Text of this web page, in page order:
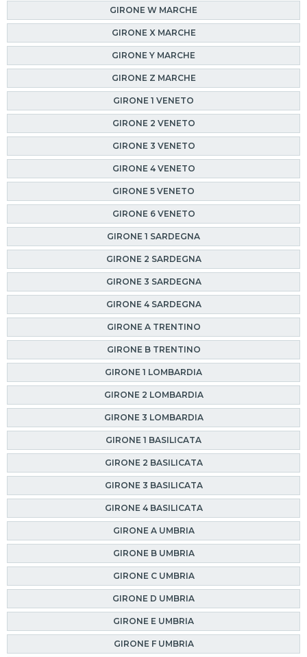
GIRONE W MARCHE
GIRONE X MARCHE
GIRONE Y MARCHE
GIRONE Z MARCHE
GIRONE 1 VENETO
GIRONE 2 VENETO
GIRONE 3 VENETO
GIRONE 4 VENETO
GIRONE 5 VENETO
GIRONE 6 VENETO
GIRONE 1 SARDEGNA
GIRONE 2 SARDEGNA
GIRONE 3 SARDEGNA
GIRONE 4 SARDEGNA
GIRONE A TRENTINO
GIRONE B TRENTINO
GIRONE 1 LOMBARDIA
GIRONE 2 LOMBARDIA
GIRONE 3 LOMBARDIA
GIRONE 1 BASILICATA
GIRONE 2 BASILICATA
GIRONE 3 BASILICATA
GIRONE 4 BASILICATA
GIRONE A UMBRIA
GIRONE B UMBRIA
GIRONE C UMBRIA
GIRONE D UMBRIA
GIRONE E UMBRIA
GIRONE F UMBRIA